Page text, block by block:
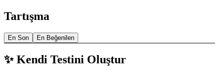
Tartışma
En Son En Beğenilen
✨ Kendi Testini Oluştur